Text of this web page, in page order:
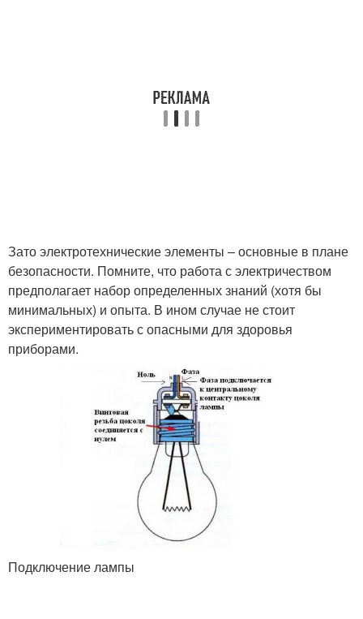
Зато электротехнические элементы – основные в плане
безопасности. Помните, что работа с электричеством
предполагает набор определенных знаний (хотя бы
минимальных) и опыта. В ином случае не стоит
экспериментировать с опасными для здоровья
приборами.
Подключение лампы